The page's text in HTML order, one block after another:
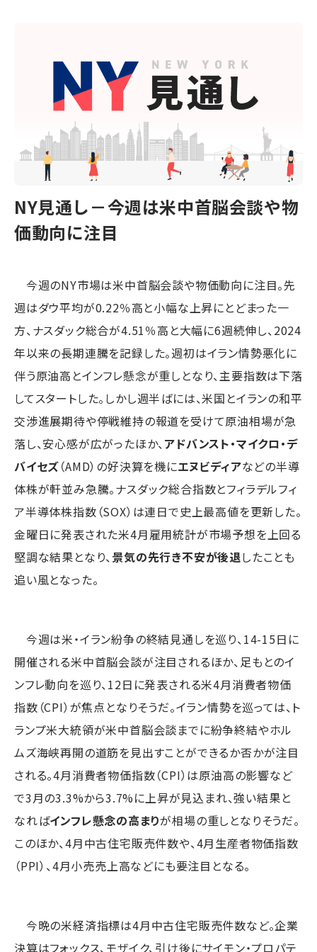
NY見通し－今週は米中首脳会談や物
価動向に注目
今週のNY市場は米中首脳会談や物価動向に注目。先
週はダウ平均が0.22％高と小幅な上昇にとどまった一
方、ナスダック総合が4.51％高と大幅に6週続伸し、2024
年以来の長期連騰を記録した。週初はイラン情勢悪化に
伴う原油高とインフレ懸念が重しとなり、主要指数は下落
してスタートした。しかし週半ばには、米国とイランの和平
交渉進展期待や停戦維持の報道を受けて原油相場が急
落し、安心感が広がったほか、 アドバンスト・マイクロ・デ
バイセズ（AMD）の好決算を機にエヌビディアなどの半導
体株が軒並み急騰。ナスダック総合指数とフィラデルフィ
ア半導体株指数（SOX）は連日で史上最高値を更新した。
金曜日に発表された米4月雇用統計が市場予想を上回る
堅調な結果となり、 景気の先行き不安が後退したことも
追い風となった。
今週は米・イラン紛争の終結見通しを巡り、14-15日に
開催される米中首脳会談が注目されるほか、足もとのイ
ンフレ動向を巡り、12日に発表される米4月消費者物価
指数（CPI）が焦点となりそうだ。イラン情勢を巡っては、ト
ランプ米大統領が米中首脳会談までに紛争終結やホル
ムズ海峡再開の道筋を見出すことができるか否かが注目
される。4月消費者物価指数（CPI）は原油高の影響など
で3月の3.3%から3.7%に上昇が見込まれ、強い結果と
なればインフレ懸念の高まりが相場の重しとなりそうだ。
このほか、4月中古住宅販売件数や、4月生産者物価指数
（PPI）、4月小売売上高などにも要注目となる。
今晩の米経済指標は4月中古住宅販売件数など。企業
決算はフォックス、モザイク、引け後にサイモン・プロパテ